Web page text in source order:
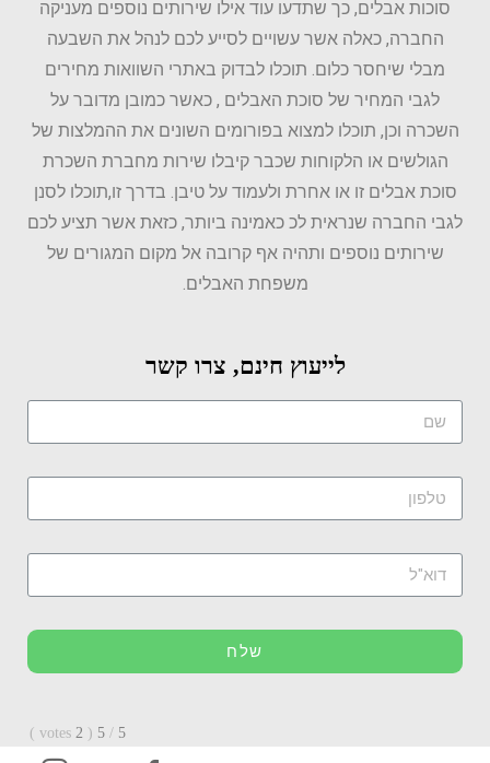
סוכות אבלים, כך שתדעו עוד אילו שירותים נוספים מעניקה
החברה, כאלה אשר עשויים לסייע לכם לנהל את השבעה
מבלי שיחסר כלום. תוכלו לבדוק באתרי השוואות מחירים
לגבי המחיר של סוכת האבלים , כאשר כמובן מדובר על
השכרה וכן, תוכלו למצוא בפורומים השונים את ההמלצות של
הגולשים או הלקוחות שכבר קיבלו שירות מחברת השכרת
סוכת אבלים זו או אחרת ולעמוד על טיבן. בדרך זו,תוכלו לסנן
לגבי החברה שנראית לכ כאמינה ביותר, כזאת אשר תציע לכם
שירותים נוספים ותהיה אף קרובה אל מקום המגורים של
משפחת האבלים.
לייעוץ חינם, צרו קשר
שלח
5
/
5
(
2
votes
)